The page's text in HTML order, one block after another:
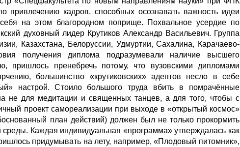
привлечению кадров, способных осознавать важность идеи
на этом благородном поприще. Похвальное усердие по
духовный лидер Крутиков Александр Васильевич. Группа
Казахстана, Белоруссии, Удмуртии, Сахалина, Карачаево-
получения диплома подразумевали наличие высшего
пришлось пренебречь потому, что вузовскими дипломами
большинство «крутиковских» адептов несло в себе
настрой. Стоило большого труда вбить в помрачённые
не для медитации и священных танцев, а для того, чтобы с
проект самореализации при выходе в «открытый космос»
план действий) должен был не только прокормить
Каждая индивидуальная «программа» утверждалась как
придумывать на лету, например, «Плодовый питомник»,